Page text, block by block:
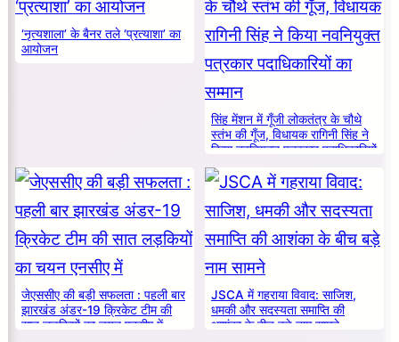
‘नृत्यशाला’ के बैनर तले ‘प्रत्याशा’ का
आयोजन
सिंह मेंशन में गूँजी लोकतंत्र के चौथे
स्तंभ की गूँज, विधायक रागिनी सिंह ने
किया नवनियुक्त पत्रकार पदाधिकारियों
का सम्मान
जेएससीए की बड़ी सफलता : पहली बार
झारखंड अंडर-19 क्रिकेट टीम की
सात लड़कियों का चयन एनसीए में
JSCA में गहराया विवाद: साजिश,
धमकी और सदस्यता समाप्ति की
आशंका के बीच बड़े नाम सामने